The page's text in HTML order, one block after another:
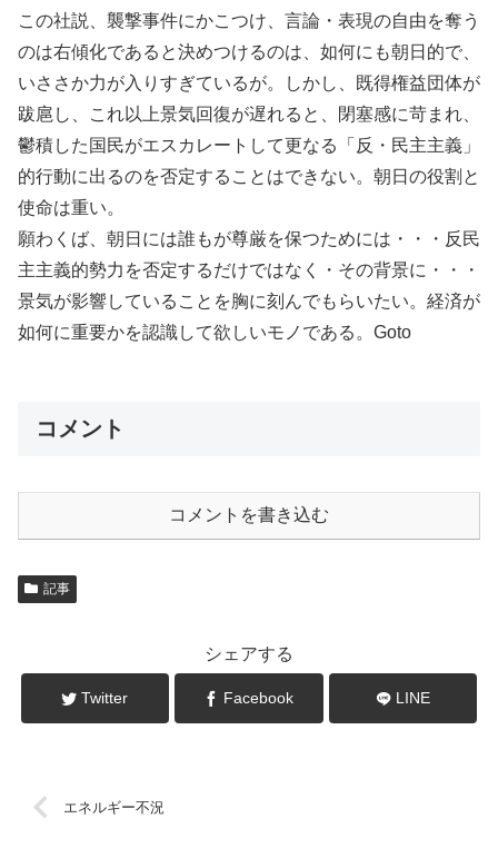
この社説、襲撃事件にかこつけ、言論・表現の自由を奪う
のは右傾化であると決めつけるのは、如何にも朝日的で、
いささか力が入りすぎているが。しかし、既得権益団体が
跋扈し、これ以上景気回復が遅れると、閉塞感に苛まれ、
鬱積した国民がエスカレートして更なる「反・民主主義」
的行動に出るのを否定することはできない。朝日の役割と
使命は重い。
願わくば、朝日には誰もが尊厳を保つためには・・・反民
主主義的勢力を否定するだけではなく・その背景に・・・
景気が影響していることを胸に刻んでもらいたい。経済が
如何に重要かを認識して欲しいモノである。Goto
コメント
コメントを書き込む
記事
シェアする
Twitter Facebook LINE
エネルギー不況